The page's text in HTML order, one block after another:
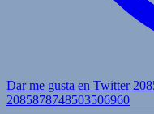
Dar me gusta en Twitter
2085878748503506960